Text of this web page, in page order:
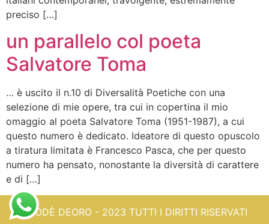
preciso […]
un parallelo col poeta
Salvatore Toma
… è uscito il n.10 di Diversalità Poetiche con una
selezione di mie opere, tra cui in copertina il mio
omaggio al poeta Salvatore Toma (1951-1987), a cui
questo numero è dedicato. Ideatore di questo opuscolo
a tiratura limitata è Francesco Pasca, che per questo
numero ha pensato, nonostante la diversità di carattere
e di […]
ORODÈ DEORO - 2023 TUTTI I DIRITTI RISERVATI